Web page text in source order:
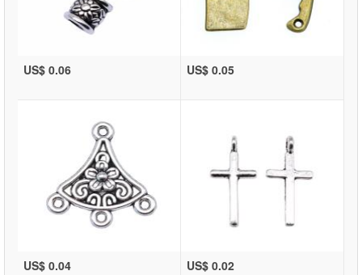
US$ 0.06 US$ 0.05
US$ 0.04 US$ 0.02